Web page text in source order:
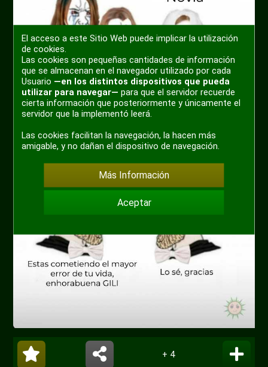
+ 4
El acceso a este Sitio Web puede implicar la utilización
de cookies.
Las cookies son pequeñas cantidades de información
que se almacenan en el navegador utilizado por cada
Usuario —en los distintos dispositivos que pueda
utilizar para navegar— para que el servidor recuerde
cierta información que posteriormente y únicamente el
servidor que la implementó leerá.
Las cookies facilitan la navegación, la hacen más
amigable, y no dañan el dispositivo de navegación.
Más Información
Aceptar